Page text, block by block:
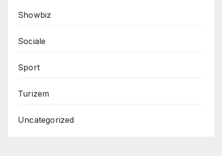
Showbiz
Sociale
Sport
Turizem
Uncategorized